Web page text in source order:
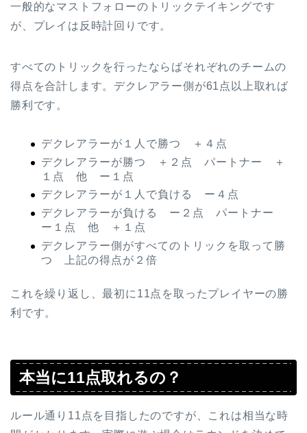
一般的なマストフォローのトリックテイキングです
が、プレイは反時計回りです。
すべてのトリックを行ったならばそれぞれのチームの
得点を合計します。デクレアラー側が61点以上取れば
勝利です。
デクレアラーが１人で勝つ ＋４点
デクレアラーが勝つ ＋２点 パートナー ＋
１点 他 ー１点
デクレアラーが１人で負ける ー４点
デクレアラーが負ける ー２点 パートナー
ー１点 他 ＋１点
デクレアラー側がすべてのトリックを取って勝
つ 上記の得点が２倍
これを繰り返し、最初に11点を取ったプレイヤーの勝
利です。
本当に11点取れるの？
ルール通り11点を目指したのですが、これは相当な時